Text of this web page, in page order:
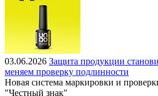
03.06.2026 Защита продукции
меняем проверку подлинности
Новая система маркировки и
"Честный знак"